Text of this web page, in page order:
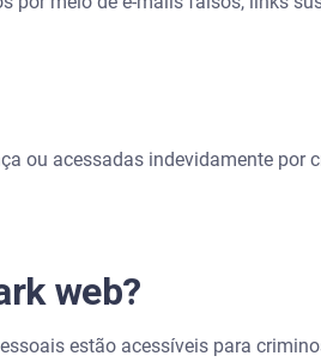
ou acessadas indevidamente por
web?
estão acessíveis para